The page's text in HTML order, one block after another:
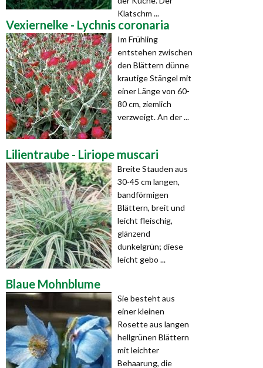
Klatschm ...
Vexiernelke - Lychnis coronaria
Im Frühling
entstehen zwischen
den Blättern dünne
krautige Stängel mit
einer Länge von 60-
80 cm, ziemlich
verzweigt. An der ...
Lilientraube - Liriope muscari
Breite Stauden aus
30-45 cm langen,
bandförmigen
Blättern, breit und
leicht fleischig,
glänzend
dunkelgrün; diese
leicht gebo ...
Blaue Mohnblume
Sie besteht aus
einer kleinen
Rosette aus langen
hellgrünen Blättern
mit leichter
Behaarung, die